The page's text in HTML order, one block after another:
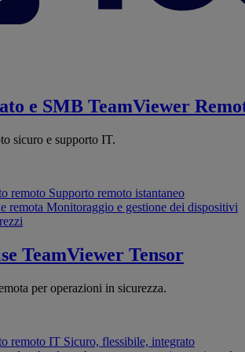
e SMB TeamViewer
sicuro e supporto IT.
remoto Supporto remoto istantaneo
remota Monitoraggio e gestione dei dispositivi
TeamViewer Tensor
per operazioni in sicurezza.
remoto IT Sicuro, flessibile, integrato